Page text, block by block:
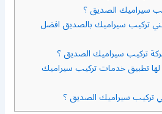
سيراميك الصديق ؟
تركيب سيراميك بالصديق افضل
تركيب سيراميك الصديق ؟
لها تطبيق خدمات تركيب سيراميك
تركيب سيراميك الصديق ؟